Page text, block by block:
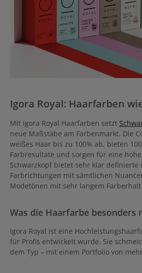
Igora Royal: Haarfarben
Mit Igora Royal Haarfarben setzt
neue Maßstäbe am Farbenmarkt. Die
weißes Haar bis zu 100% ab, bieten
Farbresultate und sorgen für eine
Schwarzkopf bietet sehr klar definierte
Farbrichtungen mit sämtlichen
Modetönen mit sehr langem
Was die Haarfarbe besonders
Igora Royal ist eine
für Profis entwickelt wurde. Sie
dem Typ – mit einem Portfolio von